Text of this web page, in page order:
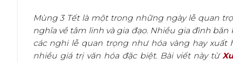
Mùng 3 Tết là một trong những ngày lễ quan
nghĩa về tâm linh và gia đạo. Nhiều gia đình băn
các nghi lễ quan trọng như hóa vàng hay xuất
nhiều giá trị văn hóa đặc biệt. Bài viết này từ